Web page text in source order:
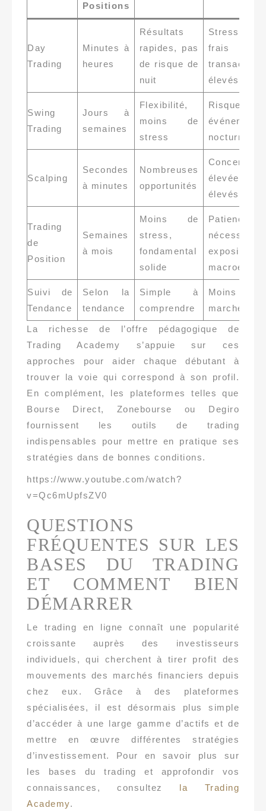
Positions
Day
Trading
Minutes à
heures
Résultats
rapides, pas
de risque de
nuit
Stress
frais
transaction
élevés
Swing
Trading
Jours à
semaines
Flexibilité,
moins de
stress
événements
nocturnes
Scalping
Secondes
à minutes
Nombreuses
opportunités
élevée,
élevés
Trading
de
Position
Semaines
à mois
Moins de
stress,
fondamental
solide
Patience
nécessaire,
exposition
Suivi de
Tendance
Selon la
tendance
Simple à
comprendre
Moins
marchés
La richesse de l’offre pédagogique de
Trading Academy s’appuie sur ces
approches pour aider chaque débutant à
trouver la voie qui correspond à son profil.
En complément, les plateformes telles que
Bourse Direct, Zonebourse ou Degiro
fournissent les outils de trading
indispensables pour mettre en pratique ses
stratégies dans de bonnes conditions.
https://www.youtube.com/watch?
v=Qc6mUpfsZV0
QUESTIONS
FRÉQUENTES SUR LES
BASES DU TRADING
ET COMMENT BIEN
DÉMARRER
Le trading en ligne connaît une popularité
croissante auprès des investisseurs
individuels, qui cherchent à tirer profit des
mouvements des marchés financiers depuis
chez eux. Grâce à des plateformes
spécialisées, il est désormais plus simple
d’accéder à une large gamme d’actifs et de
mettre en œuvre différentes stratégies
d’investissement. Pour en savoir plus sur
les bases du trading et approfondir vos
connaissances, consultez la Trading
Academy.